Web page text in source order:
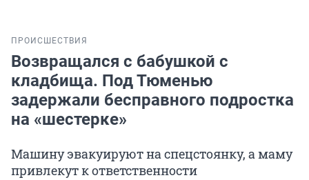
ПРОИСШЕСТВИЯ
Возвращался с бабушкой с
кладбища. Под Тюменью
задержали бесправного подростка
на «шестерке»
Машину эвакуируют на спецстоянку, а маму
привлекут к ответственности